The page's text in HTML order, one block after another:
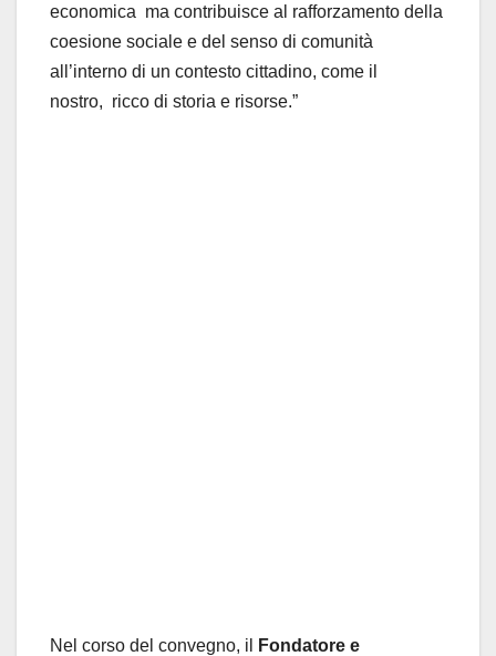
economica ma contribuisce al rafforzamento della
coesione sociale e del senso di comunità
all’interno di un contesto cittadino, come il
nostro, ricco di storia e risorse.”
Nel corso del convegno, il
Fondatore e